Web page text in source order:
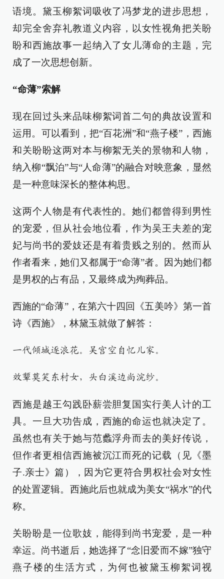
语境。黛玉柳絮词吸收了冯梦龙的进步思想，
却完全舍弃礼教道义内容，以女性视角把关盼
盼和西施故事一起纳入了女儿薄命的主题，完
成了一次思想创新。
“命薄”索解
现在回过头来品味柳絮词首二句的典故设置和
运用。可以看到，把“百花洲”和“燕子楼”，西施
和关盼盼这两对本与柳絮无关的景物和人物，
纳入柳“飘泊”与“人命薄”的融合对映意象，显然
是一种意味深长的整体构思。
这两个人物是有代表性的。她们都曾得到男性
的宠爱，但从社会地位看，作为吴王夫差的宠
妃与尚书的爱妓还是有着贵贱之别的。然而从
作者看来，她们又都属于“命薄”者。因为她们都
是男权的占有品，又最终成为殉葬品。
西施的“命薄”，在第六十四回《五美吟》第一首
诗《西施》，林黛玉就做了解答：
一代倾城逐浪花。吴宫空自忆儿家。
效颦莫笑东村女，头白溪边尚浣纱。
西施是越王勾践卧薪尝胆复国实行美人计的工
具。一旦大功告成，西施的命运也就决定了。
虽然也有关于她与范蠡浮舟而去的美好传说，
但作者更相信西施被沉江而死的记载（见《墨
子.亲士》篇），因为它更符合男权社会对女性
的处置逻辑。西施此后也就成为美女“祸水”的代
称。
关盼盼是一位歌妓，能得到尚书宠爱，是一种
幸运。尚书逝后，她选择了“念旧爱而不嫁”独守
燕子楼的生活方式，为何也被黛玉柳絮词视